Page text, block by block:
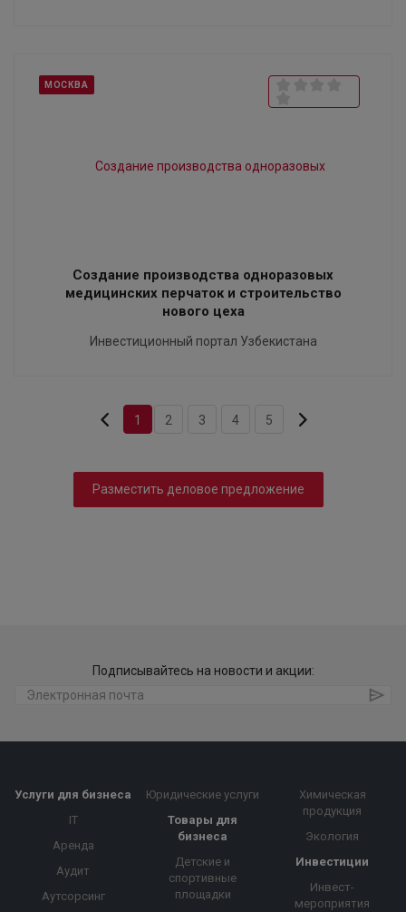
МОСКВА
Создание производства одноразовых
медицинских перчаток и строительство
нового цеха
Инвестиционный портал Узбекистана
1 2 3 4 5
Разместить деловое предложение
Подписывайтесь на новости и акции:
Услуги для бизнеса
IT
Аренда
Аудит
Аутсорсинг
Юридические услуги
Товары для
бизнеса
Детские и
спортивные
площадки
Химическая
продукция
Экология
Инвестиции
Инвест-
мероприятия